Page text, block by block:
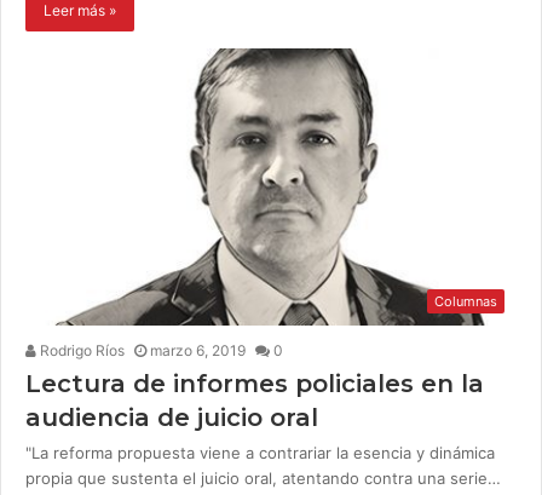
Leer más »
Columnas
Rodrigo Ríos marzo 6, 2019 0
Lectura de informes policiales en la
audiencia de juicio oral
"La reforma propuesta viene a contrariar la esencia y dinámica
propia que sustenta el juicio oral, atentando contra una serie…